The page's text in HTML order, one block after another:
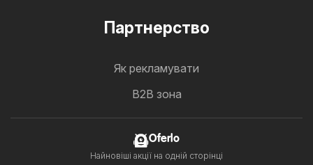
Партнерство
Як рекламувати
B2B зона
Oferlo
Найновіші акції на одній сторінці